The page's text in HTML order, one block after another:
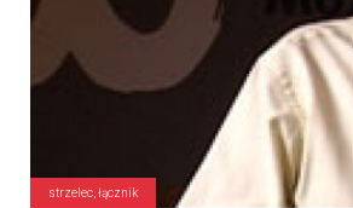
strzelec, łącznik